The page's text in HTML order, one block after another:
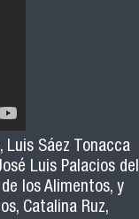
Sáez Tonacca
Luis Palacios del
los Alimentos, y
Catalina Ruz,